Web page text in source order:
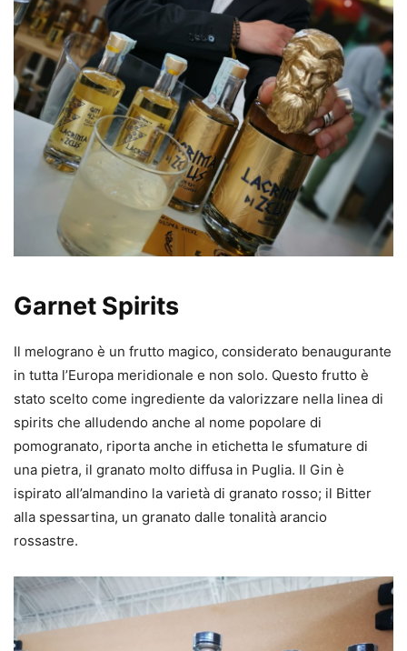
Garnet Spirits
Il melograno è un frutto magico, considerato benaugurante
in tutta l’Europa meridionale e non solo. Questo frutto è
stato scelto come ingrediente da valorizzare nella linea di
spirits che alludendo anche al nome popolare di
pomogranato, riporta anche in etichetta le sfumature di
una pietra, il granato molto diffusa in Puglia. Il Gin è
ispirato all’almandino la varietà di granato rosso; il Bitter
alla spessartina, un granato dalle tonalità arancio
rossastre.